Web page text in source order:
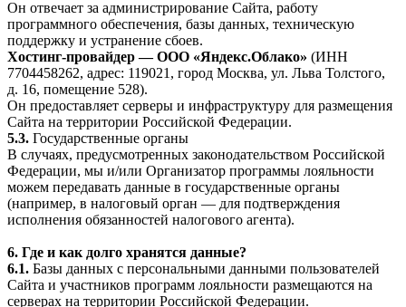
Он отвечает за администрирование Сайта, работу
программного обеспечения, базы данных, техническую
поддержку и устранение сбоев.
Хостинг-провайдер — ООО «Яндекс.Облако» (ИНН
7704458262, адрес: 119021, город Москва, ул. Льва Толстого,
д. 16, помещение 528).
Он предоставляет серверы и инфраструктуру для размещения
Сайта на территории Российской Федерации.
5.3. Государственные органы
В случаях, предусмотренных законодательством Российской
Федерации, мы и/или Организатор программы лояльности
можем передавать данные в государственные органы
(например, в налоговый орган — для подтверждения
исполнения обязанностей налогового агента).
6. Где и как долго хранятся данные?
6.1. Базы данных с персональными данными пользователей
Сайта и участников программ лояльности размещаются на
серверах на территории Российской Федерации.